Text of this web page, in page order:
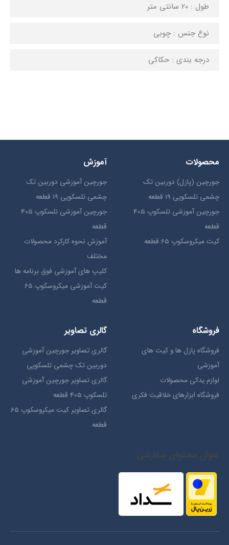
طول : 20 سانتی متر
نوع جنس : چوبی
درجه بندی : حکاکی
محصولات
جورچین (پازل) دوربین تک
چشمی تلسکوپی 19 قطعه
جورچین آموزشی تلسکوپ 405
قطعه
کیت میکروسکوپ 65 قطعه
آموزش
جورچین آموزشی دوربین تک
چشمی تلسکوپی 19 قطعه
جورچین آموزشی تلسکوپ 405
قطعه
آموزش نحوه کارکرد محصولات
مختلف
کلیپ های آموزشی فوق برنامه ها
کیت آموزشی میکروسکوپ 65
قطعه
فروشگاه
فروشگاه پازل ها و کیت های
آموزشی
لوازم یدکی محصولات
فروشگاه ابزارهای خلاقیت فکری
گالری تصاویر
گالری تصاویر جورچین آموزشی
دوربین تک چشمی تلسکوپی
گالری تصاویر جورچین آموزشی
تلسکوپ 405 قطعه
گالری تصاویر کیت میکروسکوپ 65
قطعه
عنوان محتوای سفارشی